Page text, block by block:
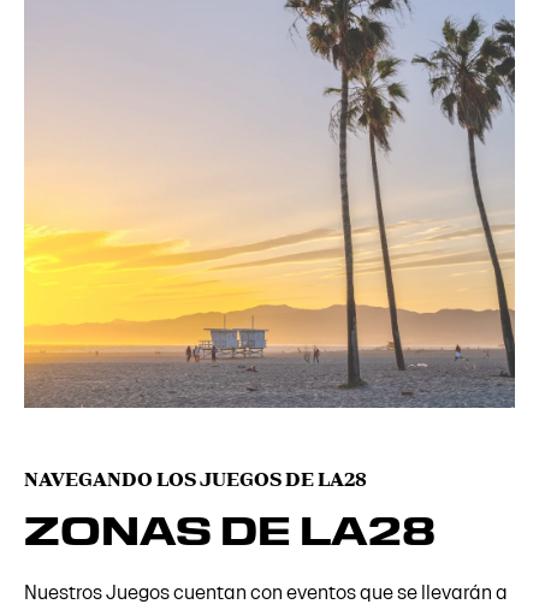
NAVEGANDO LOS JUEGOS DE LA28
ZONAS DE LA28
Nuestros Juegos cuentan con eventos que se llevarán a